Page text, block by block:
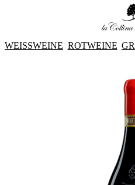
WEISSWEINE ROTWEINE